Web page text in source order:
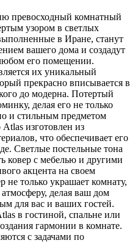
превосходный комнатный
узором в светлых
в Иране, станут
вашего дома и создадут
его помещении.
их уникальный
прекрасно вписывается в
до модерна. Потертый
делая его не только
и стильным предметом
изготовлен из
что обеспечивает его
Светлые постельные тона
ковер с мебелью и другими
акцента на своем
не только украшает комнату,
делая ваш дом
для вас и ваших гостей.
в гостиной, спальне или
гармонии в комнате.
с задачами по